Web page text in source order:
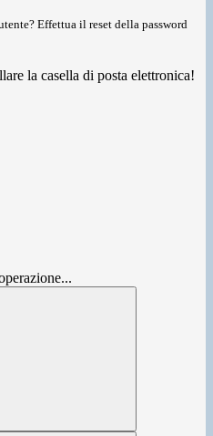
Effettua il reset della password
la casella di posta elettronica!